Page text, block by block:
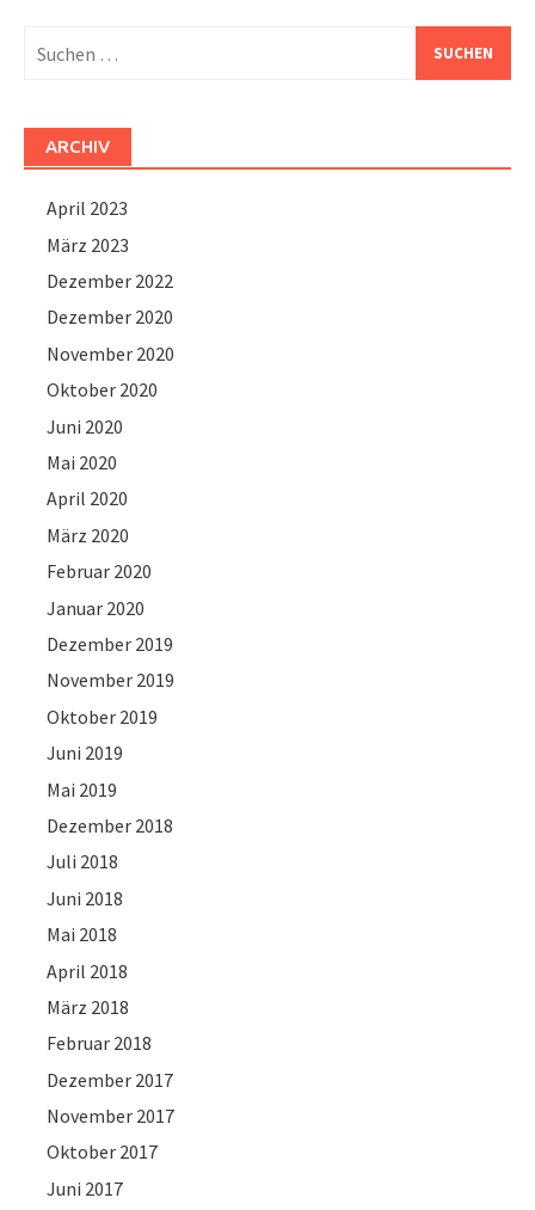
nach:
ARCHIV
April 2023
März 2023
Dezember 2022
Dezember 2020
November 2020
Oktober 2020
Juni 2020
Mai 2020
April 2020
März 2020
Februar 2020
Januar 2020
Dezember 2019
November 2019
Oktober 2019
Juni 2019
Mai 2019
Dezember 2018
Juli 2018
Juni 2018
Mai 2018
April 2018
März 2018
Februar 2018
Dezember 2017
November 2017
Oktober 2017
Juni 2017